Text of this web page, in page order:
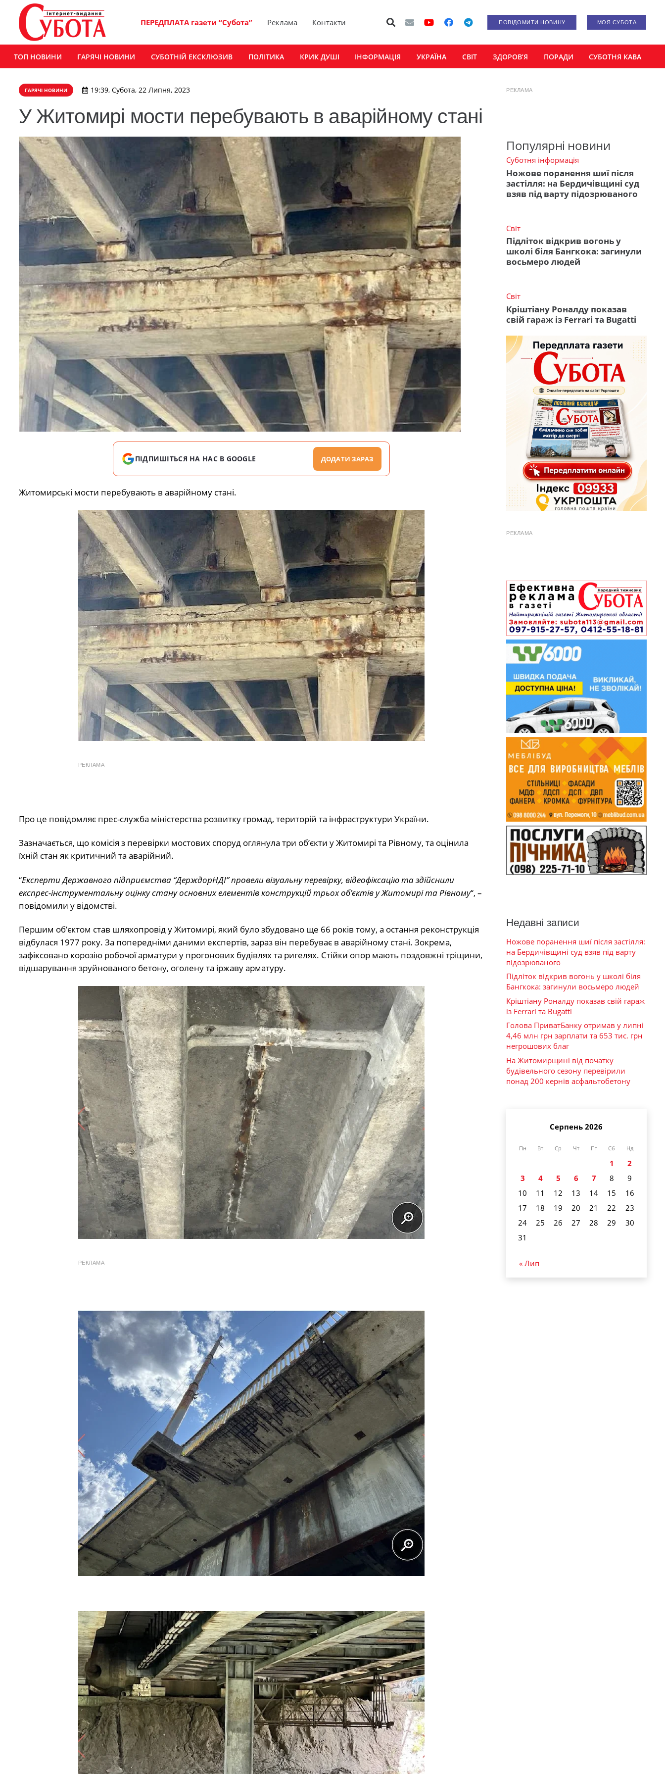
ПЕРЕДПЛАТА газети “Субота” Реклама Контакти ПОВІДОМИТИ НОВИНУ МОЯ СУБОТА
ТОП НОВИНИ ГАРЯЧІ НОВИНИ СУБОТНІЙ ЕКСКЛЮЗИВ ПОЛІТИКА КРИК ДУШІ ІНФОРМАЦІЯ УКРАЇНА СВІТ ЗДОРОВ’Я ПОРАДИ СУБОТНЯ КАВА
ГАРЯЧІ НОВИНИ 19:39, Субота, 22 Липня, 2023
У Житомирі мости перебувають в аварійному стані
ПІДПИШІТЬСЯ НА НАС В GOOGLE ДОДАТИ ЗАРАЗ
Житомирські мости перебувають в аварійному стані.
РЕКЛАМА
Про це повідомляє прес-служба міністерства розвитку громад, територій та інфраструктури України.
Зазначається, що комісія з перевірки мостових споруд оглянула три об’єкти у Житомирі та Рівному, та оцінила
їхній стан як критичний та аварійний.
“Експерти Державного підприємства “ДерждорНДІ” провели візуальну перевірку, відеофіксацію та здійснили
експрес-інструментальну оцінку стану основних елементів конструкцій трьох об’єктів у Житомирі та Рівному“, –
повідомили у відомстві.
Першим об’єктом став шляхопровід у Житомирі, який було збудовано ще 66 років тому, а остання реконструкція
відбулася 1977 року. За попередніми даними експертів, зараз він перебуває в аварійному стані. Зокрема,
зафіксовано корозію робочої арматури у прогонових будівлях та ригелях. Стійки опор мають поздовжні тріщини,
відшарування зруйнованого бетону, оголену та іржаву арматуру.
РЕКЛАМА
РЕКЛАМА
Популярні новини
Суботня інформація
Ножове поранення шиї після
застілля: на Бердичівщині суд
взяв під варту підозрюваного
Світ
Підліток відкрив вогонь у
школі біля Бангкока: загинули
восьмеро людей
Світ
Кріштіану Роналду показав
свій гараж із Ferrari та Bugatti
РЕКЛАМА
Недавні записи
Ножове поранення шиї після застілля:
на Бердичівщині суд взяв під варту
підозрюваного
Підліток відкрив вогонь у школі біля
Бангкока: загинули восьмеро людей
Кріштіану Роналду показав свій гараж
із Ferrari та Bugatti
Голова ПриватБанку отримав у липні
4,46 млн грн зарплати та 653 тис. грн
негрошових благ
На Житомирщині від початку
будівельного сезону перевірили
понад 200 кернів асфальтобетону
Серпень 2026
Пн Вт Ср Чт Пт Сб Нд
1
2
3
4 5 6 7 8
9
10
11 12 13 14 15
16
17
18 19 20 21 22
23
24
25 26 27 28 29
30
31
« Лип